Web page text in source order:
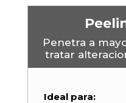
Penetra a
tratar
Ideal para: